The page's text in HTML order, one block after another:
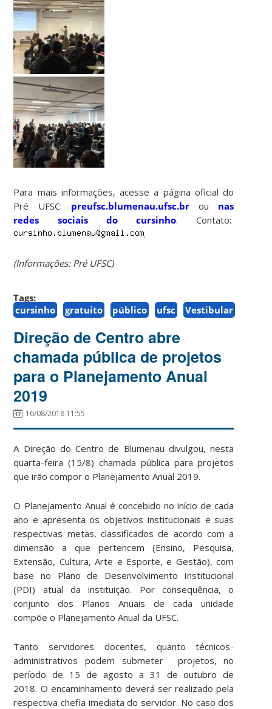
Para mais informações, acesse a página oficial do
Pré UFSC: preufsc.blumenau.ufsc.brou nas
redes sociais do cursinho. Contato:
.
(Informações: Pré UFSC)
Tags:
cursinho
gratuito público ufsc Vestibular
Direção de Centro abre
chamada pública de projetos
para o Planejamento Anual
2019
16/08/2018 11:55
A Direção do Centro de Blumenau divulgou, nesta
quarta-feira (15/8) chamada pública para projetos
que irão compor o Planejamento Anual 2019.
O Planejamento Anual é concebido no início de cada
ano e apresenta os objetivos institucionais e suas
respectivas metas, classificados de acordo com a
dimensão a que pertencem (Ensino, Pesquisa,
Extensão, Cultura, Arte e Esporte, e Gestão), com
base no Plano de Desenvolvimento Institucional
(PDI) atual da instituição. Por consequência, o
conjunto dos Planos Anuais de cada unidade
compõe o Planejamento Anual da UFSC.
Tanto servidores docentes, quanto técnicos-
administrativos podem submeter projetos, no
período de 15 de agosto a 31 de outubro de
2018. O encaminhamento deverá ser realizado pela
respectiva chefia imediata do servidor. No caso dos